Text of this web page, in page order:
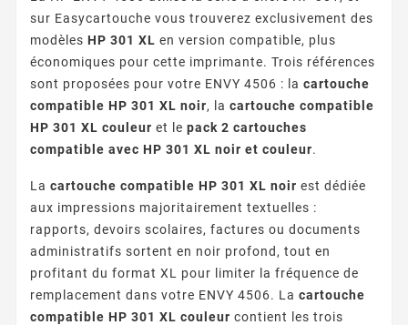
sur Easycartouche vous trouverez exclusivement des
modèles HP 301 XL en version compatible, plus
économiques pour cette imprimante. Trois références
sont proposées pour votre ENVY 4506 : la cartouche
compatible HP 301 XL noir, la cartouche compatible
HP 301 XL couleur et le pack 2 cartouches
compatible avec HP 301 XL noir et couleur.
La cartouche compatible HP 301 XL noir est dédiée
aux impressions majoritairement textuelles :
rapports, devoirs scolaires, factures ou documents
administratifs sortent en noir profond, tout en
profitant du format XL pour limiter la fréquence de
remplacement dans votre ENVY 4506. La cartouche
compatible HP 301 XL couleur contient les trois